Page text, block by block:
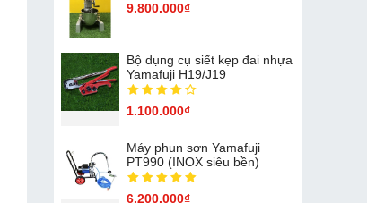
9.800.000₫
Bộ dụng cụ siết kẹp đai nhựa
Yamafuji H19/J19
1.100.000₫
Máy phun sơn Yamafuji
PT990 (INOX siêu bền)
6.200.000₫